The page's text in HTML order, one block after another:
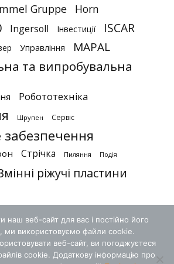
Gruppe Horn
Ingersoll Інвестиції ISCAR
Управління MAPAL
та випробувальна
Робототехніка
Шрупен Сервіс
Стрічка Пиляння Подія
ріжучі пластини
наш веб-сайт для вас і постійно його
ми використовуємо файли cookie.
веб-сайт, ви погоджуєтеся
cookie. Додаткову інформацію про